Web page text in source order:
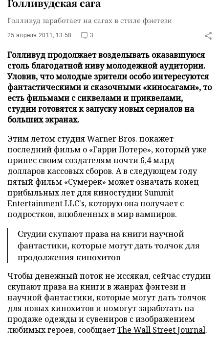
Голливудская сага
Голливуд заработает на сагах в стиле фэнтези
25 апреля 2011, 13:58 3
Голливуд продолжает возделывать оказавшуюся
столь благодатной ниву молодежной аудитории.
Уловив, что молодые зрители особо интересуются
фантастическими и сказочными «киносагами», то
есть фильмами с сиквелами и приквелами,
студии готовятся к запуску новых сериалов на
больших экранах.
Этим летом студия Warner Bros. покажет
последний фильм о «Гарри Потере», который уже
принес своим создателям почти 6,4 млрд
долларов кассовых сборов. А в следующем году
пятый фильм «Сумерек» может означать конец
прибыльных лет для киностудии Summit
Entertainment LLC's, которую она получает с
подростков, влюбленных в мир вампиров.
Студии скупают права на книги научной
фантастики, которые могут дать толчок для
продолжения кинохитов
Чтобы денежный поток не иссякал, сейчас студии
скупают права на книги в жанрах фэнтези и
научной фантастики, которые могут дать толчок
для новых кинохитов и помогут заработать на
продаже одежды и сувениров с изображением
любимых героев, сообщаетThe Wall Street Journal.